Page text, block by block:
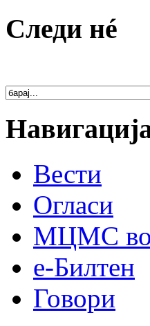
Следи нé
Вести
Огласи
МЦМС во
е-Билтен
Говори